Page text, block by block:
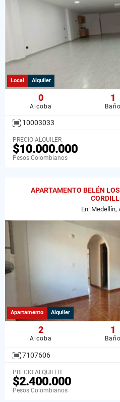
Local Alquiler
0
Alcoba
1
Baño
10003033
PRECIO ALQUILER
$10.000.000
Pesos Colombianos
APARTAMENTO BELÉN
En: Medellín,
Apartamento Alquiler
2
Alcoba
1
Baño
7107606
PRECIO ALQUILER
$2.400.000
Pesos Colombianos